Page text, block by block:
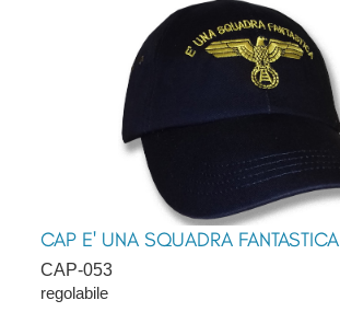
CAP E' UNA SQUADRA FANTASTICA
CAP-053
regolabile